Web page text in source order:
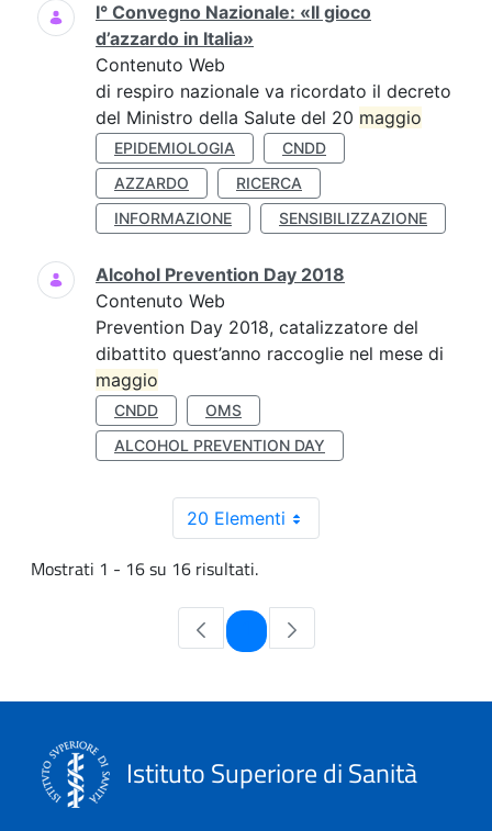
I° Convegno Nazionale: «Il gioco
d’azzardo in Italia»
Contenuto Web
di respiro nazionale va ricordato il decreto
del Ministro della Salute del 20 maggio
EPIDEMIOLOGIA
CNDD
AZZARDO
RICERCA
INFORMAZIONE
SENSIBILIZZAZIONE
Alcohol Prevention Day 2018
Contenuto Web
Prevention Day 2018, catalizzatore del
dibattito quest’anno raccoglie nel mese di
maggio
CNDD
OMS
ALCOHOL PREVENTION DAY
20 Elementi
Mostrati 1 - 16 su 16 risultati.
Pagina
Istituto Superiore di Sanità